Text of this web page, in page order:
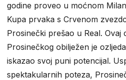
godine proveo u moćnom
Kupa prvaka s Crvenom
Prosinečki prešao u Real. Ovaj
Prosinečkog obilježen je
iskazao svoj puni potencijal.
spektakularnih poteza,